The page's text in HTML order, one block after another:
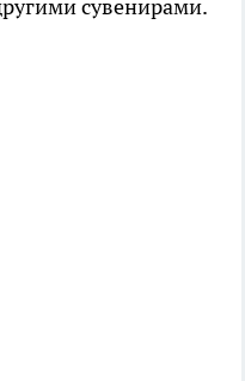
сувенирами.